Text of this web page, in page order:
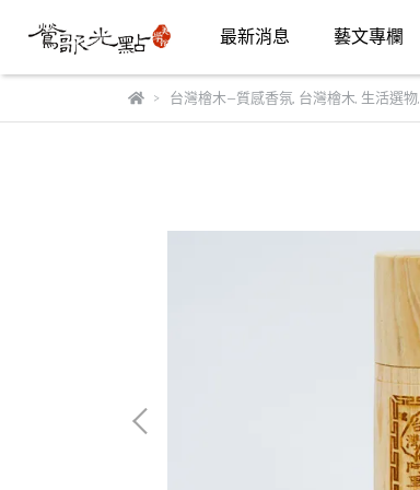
最新消息 藝文專欄
台灣檜木—質感香氛, 台灣檜木, 生活選物,